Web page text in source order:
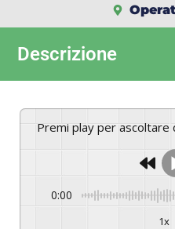
Descrizione
Premi play per
0:00
1x